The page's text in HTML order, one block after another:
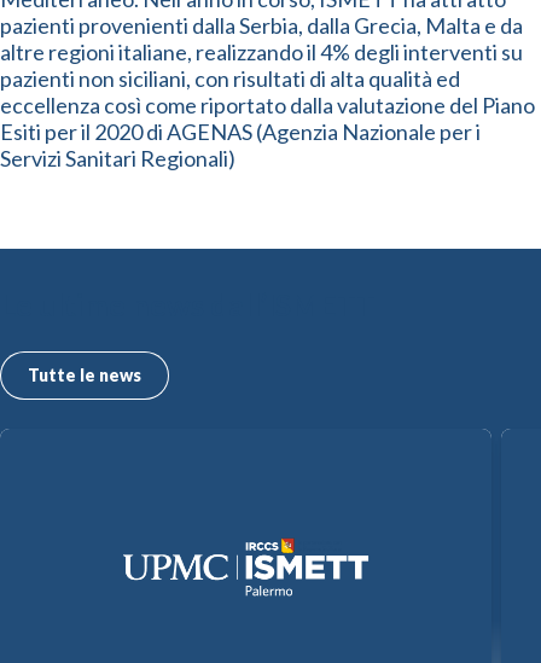
pazienti provenienti dalla Serbia, dalla Grecia, Malta e da
altre regioni italiane, realizzando il 4% degli interventi su
pazienti non siciliani, con risultati di alta qualità ed
eccellenza così come riportato dalla valutazione del Piano
Esiti per il 2020 di AGENAS (Agenzia Nazionale per i
Servizi Sanitari Regionali)
Tutte le news